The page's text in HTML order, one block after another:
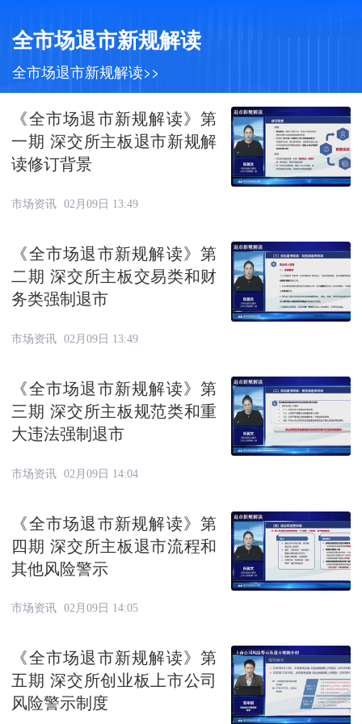
全市场退市新规解读
全市场退市新规解读>>
《全市场退市新规解读》第
一期 深交所主板退市新规解
读修订背景
市场资讯 02月09日 13:49
《全市场退市新规解读》第
二期 深交所主板交易类和财
务类强制退市
市场资讯 02月09日 13:49
《全市场退市新规解读》第
三期 深交所主板规范类和重
大违法强制退市
市场资讯 02月09日 14:04
《全市场退市新规解读》第
四期 深交所主板退市流程和
其他风险警示
市场资讯 02月09日 14:05
《全市场退市新规解读》第
五期 深交所创业板上市公司
风险警示制度